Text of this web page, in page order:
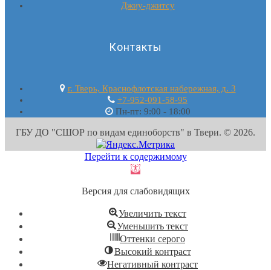
Джиу-джитсу
Контакты
г. Тверь, Краснофлотская набережная, д. 3
+7-952-091-58-95
Пн-пт: 9:00 - 18:00
ГБУ ДО "СШОР по видам единоборств" в Твери. © 2026.
Перейти к содержимому
Открыть
инструментов
Версия для слабовидящих
Увеличить текст
Уменьшить текст
Оттенки серого
Высокий контраст
Негативный контраст